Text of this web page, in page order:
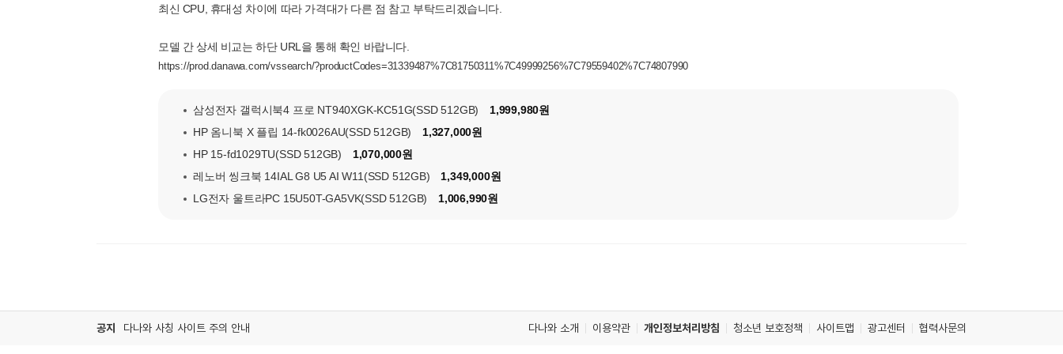
최신 CPU, 휴대성 차이에 따라 가격대가 다른 점 참고 부탁드리겠습니다.
모델 간 상세 비교는 하단 URL을 통해 확인 바랍니다.
https://prod.danawa.com/vssearch/?productCodes=31339487%7C81750311%7C49999256%7C79559402%7C74807990
삼성전자 갤럭시북4 프로 NT940XGK-KC51G(SSD 512GB)
1,999,980원
HP 옴니북 X 플립 14-fk0026AU(SSD 512GB)
1,327,000원
HP 15-fd1029TU(SSD 512GB)
1,070,000원
레노버 씽크북 14IAL G8 U5 AI W11(SSD 512GB)
1,349,000원
LG전자 울트라PC 15U50T-GA5VK(SSD 512GB)
1,006,990원
공지 다나와 사칭 사이트 주의 안내 다나와 소개 이용약관 개인정보처리방침 청소년 보호정책 사이트맵 광고센터 협력사문의